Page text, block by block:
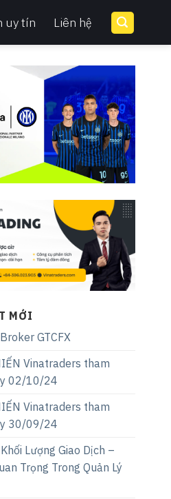
uy tín Liên hệ
MỚI
GTCFX
Vinatraders tham
02/10/24
Vinatraders tham
30/09/24
Lượng Giao Dịch –
Trọng Trong Quản Lý